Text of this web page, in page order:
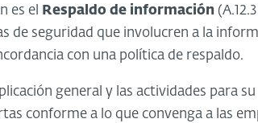
es el Respaldo de información
de seguridad que involucren a la
con una política de respaldo.
general y las actividades para su
conforme a lo que convenga a las